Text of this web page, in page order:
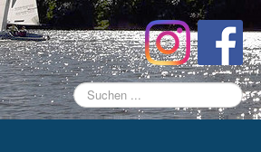
Suchen
...